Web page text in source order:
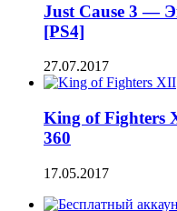
Just Cause 3 —
[PS4]
27.07.2017
King of Fighters
360
17.05.2017